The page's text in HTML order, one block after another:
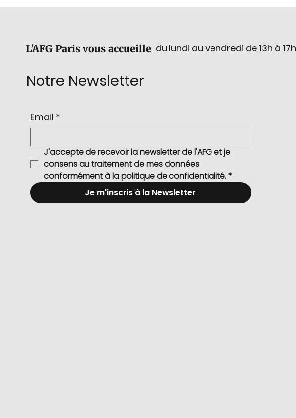
L'AFG Paris vous accueille du lundi au vendredi de 13h à 17h
Notre Newsletter
Email *
J'accepte de recevoir la newsletter de l'AFG et je
consens au traitement de mes données
conformément à la politique de confidentialité.*
Je m'inscris à la Newsletter